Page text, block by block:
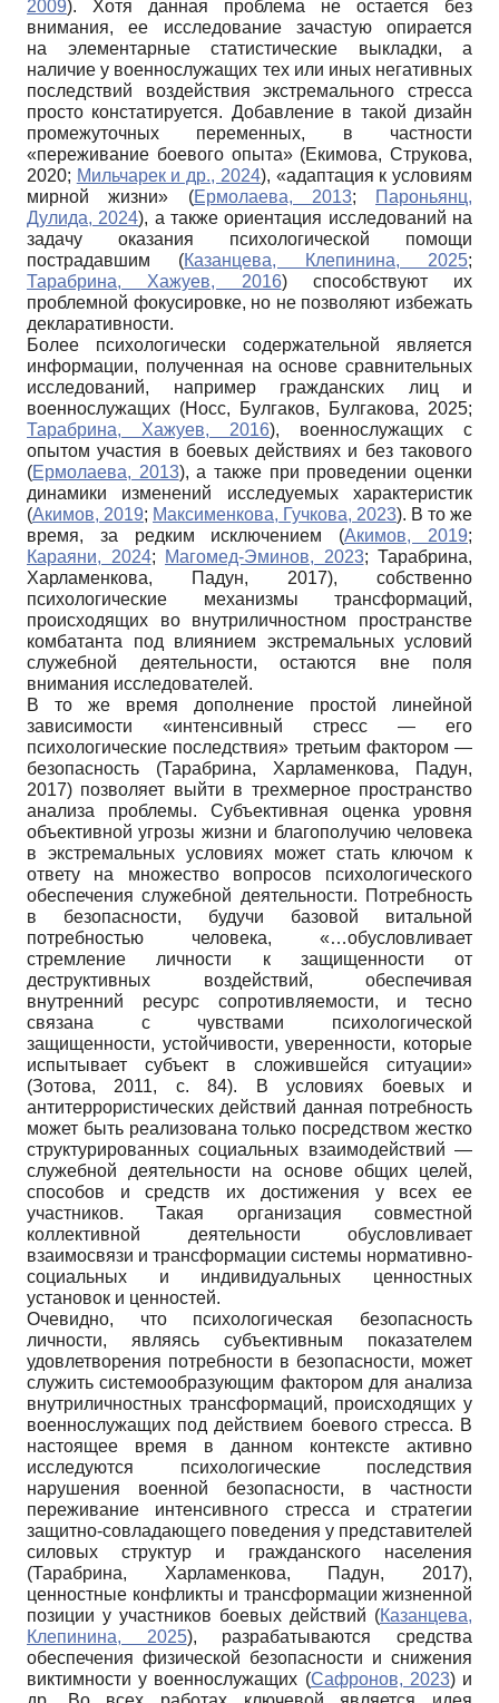
2009). Хотя данная проблема не остается без
внимания, ее исследование зачастую опирается
на элементарные статистические выкладки, а
наличие у военнослужащих тех или иных негативных
последствий воздействия экстремального стресса
просто констатируется. Добавление в такой дизайн
промежуточных переменных, в частности
«переживание боевого опыта» (Екимова, Струкова,
2020; Мильчарек и др., 2024), «адаптация к условиям
мирной жизни» (Ермолаева, 2013;
Пароньянц,
Дулида, 2024), а также ориентация исследований на
задачу оказания психологической помощи
пострадавшим (Казанцева, Клепинина, 2025;
Тарабрина, Хажуев, 2016) способствуют их
проблемной фокусировке, но не позволяют избежать
декларативности.
Более психологически содержательной является
информации, полученная на основе сравнительных
исследований, например гражданских лиц и
военнослужащих (Носс, Булгаков, Булгакова, 2025;
Тарабрина, Хажуев, 2016), военнослужащих с
опытом участия в боевых действиях и без такового
(Ермолаева, 2013), а также при проведении оценки
динамики изменений исследуемых характеристик
(Акимов, 2019; Максименкова, Гучкова, 2023). В то же
время, за редким исключением (Акимов, 2019;
Караяни, 2024; Магомед-Эминов, 2023; Тарабрина,
Харламенкова, Падун, 2017), собственно
психологические механизмы трансформаций,
происходящих во внутриличностном пространстве
комбатанта под влиянием экстремальных условий
служебной деятельности, остаются вне поля
внимания исследователей.
В то же время дополнение простой линейной
зависимости «интенсивный стресс — его
психологические последствия» третьим фактором —
безопасность (Тарабрина, Харламенкова, Падун,
2017) позволяет выйти в трехмерное пространство
анализа проблемы. Субъективная оценка уровня
объективной угрозы жизни и благополучию человека
в экстремальных условиях может стать ключом к
ответу на множество вопросов психологического
обеспечения служебной деятельности. Потребность
в безопасности, будучи базовой витальной
потребностью человека, «…обусловливает
стремление личности к защищенности от
деструктивных воздействий, обеспечивая
внутренний ресурс сопротивляемости, и тесно
связана с чувствами психологической
защищенности, устойчивости, уверенности, которые
испытывает субъект в сложившейся ситуации»
(Зотова, 2011, с. 84). В условиях боевых и
антитеррористических действий данная потребность
может быть реализована только посредством жестко
структурированных социальных взаимодействий —
служебной деятельности на основе общих целей,
способов и средств их достижения у всех ее
участников. Такая организация совместной
коллективной деятельности обусловливает
взаимосвязи и трансформации системы нормативно-
социальных и индивидуальных ценностных
установок и ценностей.
Очевидно, что психологическая безопасность
личности, являясь субъективным показателем
удовлетворения потребности в безопасности, может
служить системообразующим фактором для анализа
внутриличностных трансформаций, происходящих у
военнослужащих под действием боевого стресса. В
настоящее время в данном контексте активно
исследуются психологические последствия
нарушения военной безопасности, в частности
переживание интенсивного стресса и стратегии
защитно-совладающего поведения у представителей
силовых структур и гражданского населения
(Тарабрина, Харламенкова, Падун, 2017),
ценностные конфликты и трансформации жизненной
позиции у участников боевых действий (Казанцева,
Клепинина, 2025), разрабатываются средства
обеспечения физической безопасности и снижения
виктимности у военнослужащих (Сафронов, 2023) и